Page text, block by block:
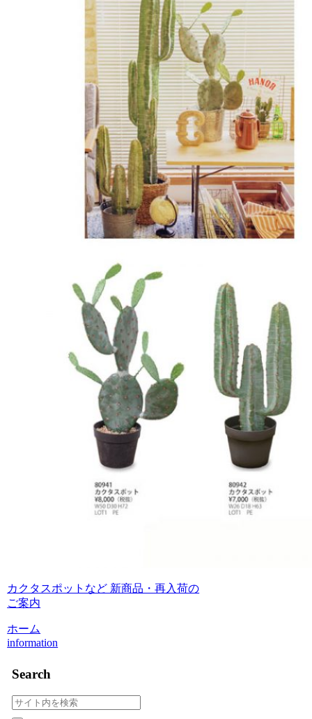
カクタスポットなど 新商品・再入荷の
ご案内
ホーム
information
Search